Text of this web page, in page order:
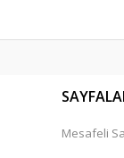
olmalı.
Mesafeli